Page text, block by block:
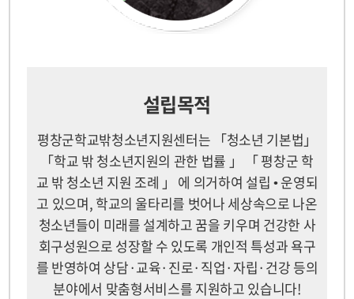
설립목적
평창군학교밖청소년지원센터는 「청소년 기본법」
「학교 밖 청소년지원의 관한 법률 」 「 평창군 학
교 밖 청소년 지원 조례 」 에 의거하여 설립 • 운영되
고 있으며, 학교의 울타리를 벗어나 세상속으로 나온
청소년들이 미래를 설계하고 꿈을 키우며 건강한 사
회구성원으로 성장할 수 있도록 개인적 특성과 욕구
를 반영하여 상담·교육·진로·직업·자립·건강 등의
분야에서 맞춤형서비스를 지원하고 있습니다!